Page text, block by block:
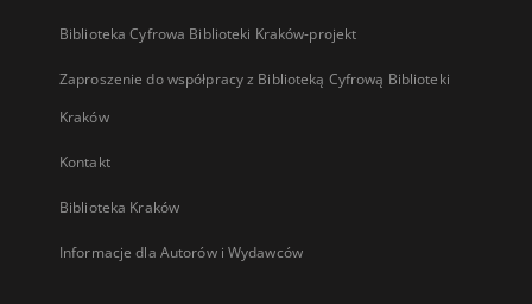
Biblioteka Cyfrowa Biblioteki Kraków-projekt
Zaproszenie do współpracy z Biblioteką Cyfrową Biblioteki
Kraków
Kontakt
Biblioteka Kraków
Informacje dla Autorów i Wydawców